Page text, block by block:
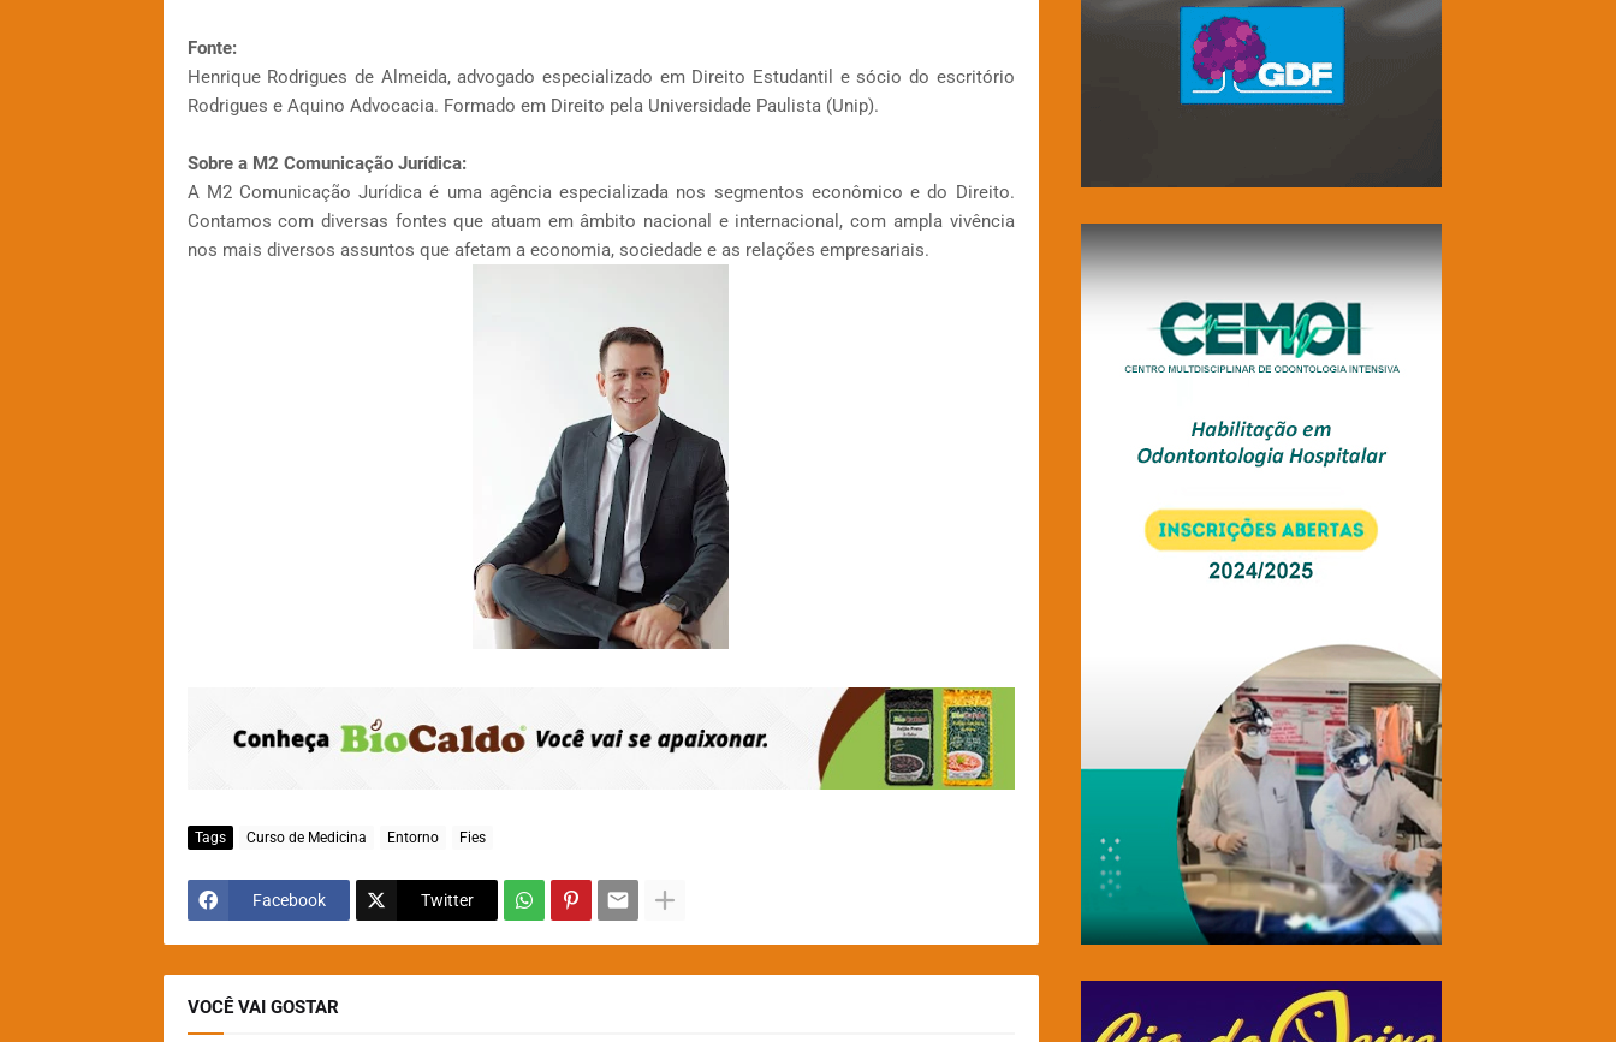
Fonte:
Henrique Rodrigues de Almeida, advogado especializado em Direito Estudantil e sócio do escritório
Rodrigues e Aquino Advocacia. Formado em Direito pela Universidade Paulista (Unip).
Sobre a M2 Comunicação Jurídica:
A M2 Comunicação Jurídica é uma agência especializada nos segmentos econômico e do Direito.
Contamos com diversas fontes que atuam em âmbito nacional e internacional, com ampla vivência
nos mais diversos assuntos que afetam a economia, sociedade e as relações empresariais.
Tags Curso de Medicina Entorno Fies
Facebook Twitter
VOCÊ VAI GOSTAR